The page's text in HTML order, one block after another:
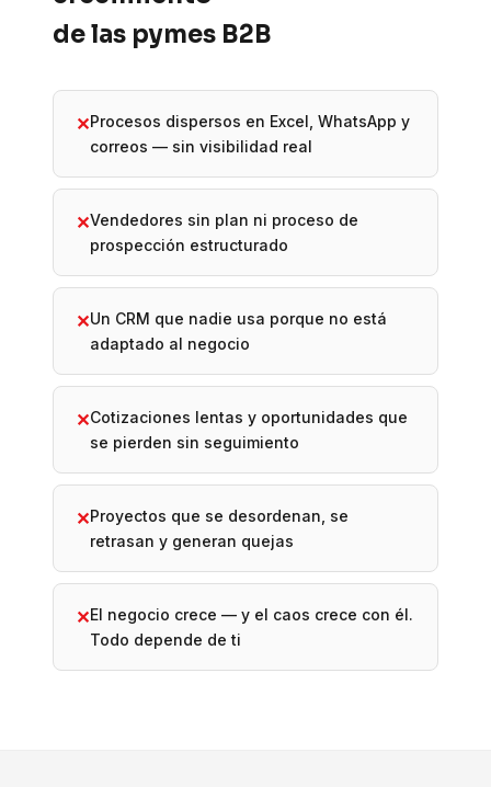
de las pymes B2B
✕Procesos dispersos en Excel, WhatsApp y
correos — sin visibilidad real
✕Vendedores sin plan ni proceso de
prospección estructurado
✕Un CRM que nadie usa porque no está
adaptado al negocio
✕Cotizaciones lentas y oportunidades que
se pierden sin seguimiento
✕Proyectos que se desordenan, se
retrasan y generan quejas
✕El negocio crece — y el caos crece con él.
Todo depende de ti